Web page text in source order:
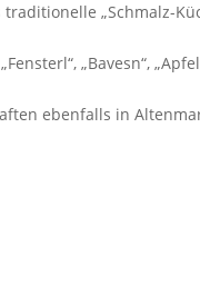
„Schmalz-
„Bavesn“,
ebenfalls in